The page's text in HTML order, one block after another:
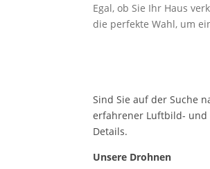
Egal, ob Sie Ihr Haus
die perfekte Wahl, um
Sind Sie auf der Suche
erfahrener Luftbild- und
Details.
Unsere Drohnen